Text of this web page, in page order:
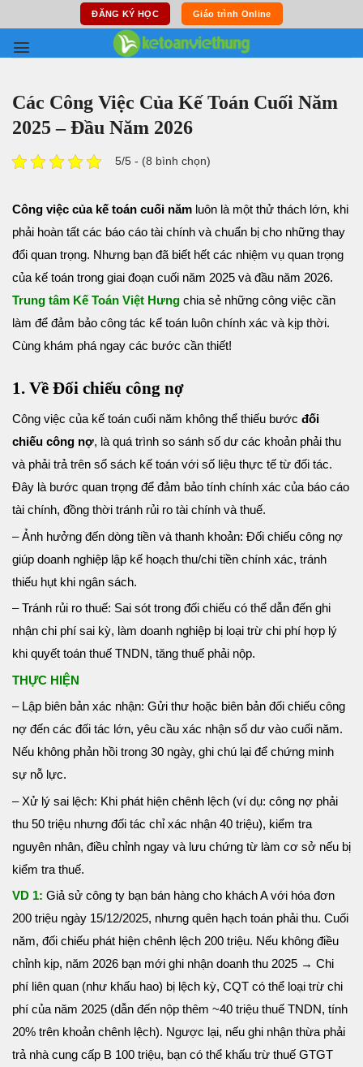
content
ĐĂNG KÝ HỌC Giáo trình Online
Các Công Việc Của Kế Toán Cuối Năm
2025 – Đầu Năm 2026
5/5 - (8 bình chọn)
Công việc của kế toán cuối năm luôn là một thử thách lớn, khi
phải hoàn tất các báo cáo tài chính và chuẩn bị cho những thay
đổi quan trọng. Nhưng bạn đã biết hết các nhiệm vụ quan trọng
của kế toán trong giai đoạn cuối năm 2025 và đầu năm 2026.
Trung tâm Kế Toán Việt Hưng chia sẻ những công việc cần
làm để đảm bảo công tác kế toán luôn chính xác và kịp thời.
Cùng khám phá ngay các bước cần thiết!
1. Về Đối chiếu công nợ
Công việc của kế toán cuối năm không thể thiếu bước đối
chiếu công nợ, là quá trình so sánh số dư các khoản phải thu
và phải trả trên sổ sách kế toán với số liệu thực tế từ đối tác.
Đây là bước quan trọng để đảm bảo tính chính xác của báo cáo
tài chính, đồng thời tránh rủi ro tài chính và thuế.
– Ảnh hưởng đến dòng tiền và thanh khoản: Đối chiếu công nợ
giúp doanh nghiệp lập kế hoạch thu/chi tiền chính xác, tránh
thiếu hụt khi ngân sách.
– Tránh rủi ro thuế: Sai sót trong đối chiếu có thể dẫn đến ghi
nhận chi phí sai kỳ, làm doanh nghiệp bị loại trừ chi phí hợp lý
khi quyết toán thuế TNDN, tăng thuế phải nộp.
THỰC HIỆN
– Lập biên bản xác nhận: Gửi thư hoặc biên bản đối chiếu công
nợ đến các đối tác lớn, yêu cầu xác nhận số dư vào cuối năm.
Nếu không phản hồi trong 30 ngày, ghi chú lại để chứng minh
sự nỗ lực.
– Xử lý sai lệch: Khi phát hiện chênh lệch (ví dụ: công nợ phải
thu 50 triệu nhưng đối tác chỉ xác nhận 40 triệu), kiểm tra
nguyên nhân, điều chỉnh ngay và lưu chứng từ làm cơ sở nếu bị
kiểm tra thuế.
VD 1: Giả sử công ty bạn bán hàng cho khách A với hóa đơn
200 triệu ngày 15/12/2025, nhưng quên hạch toán phải thu. Cuối
năm, đối chiếu phát hiện chênh lệch 200 triệu. Nếu không điều
chỉnh kịp, năm 2026 bạn mới ghi nhận doanh thu 2025 → Chi
phí liên quan (như khấu hao) bị lệch kỳ, CQT có thể loại trừ chi
phí của năm 2025 (dẫn đến nộp thêm ~40 triệu thuế TNDN, tính
20% trên khoản chênh lệch). Ngược lại, nếu ghi nhận thừa phải
trả nhà cung cấp B 100 triệu, bạn có thể khấu trừ thuế GTGT